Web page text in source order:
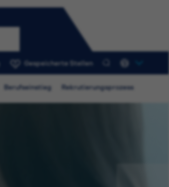
Gespeicherte Stellen
Berufseinstieg Rekrutierungsprozess